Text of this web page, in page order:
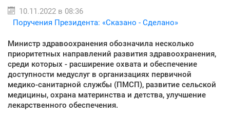
10.11.2022 в 08:36
Поручения Президента: «Сказано - Сделано»
Министр здравоохранения обозначила несколько
приоритетных направлений развития здравоохранения,
среди которых - расширение охвата и обеспечение
доступности медуслуг в организациях первичной
медико-санитарной службы (ПМСП), развитие сельской
медицины, охрана материнства и детства, улучшение
лекарственного обеспечения.